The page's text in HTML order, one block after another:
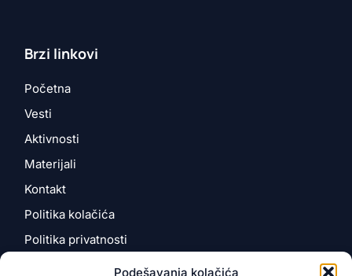
Podešavanja kolačića
Brzi linkovi
Početna
Vesti
Aktivnosti
Materijali
Kontakt
Politika kolačića
Politika privatnosti